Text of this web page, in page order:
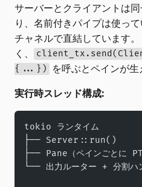
サーバーとクライアントは
り、名前付きパイプは使っ
チャネルで直結しています
く、
{...})
を呼ぶとペインが生
実行時スレッド構成:
tokio ランタイム
├── Server::run()
├── Pane（ペインごとに
└── 出力ルーター + 分割